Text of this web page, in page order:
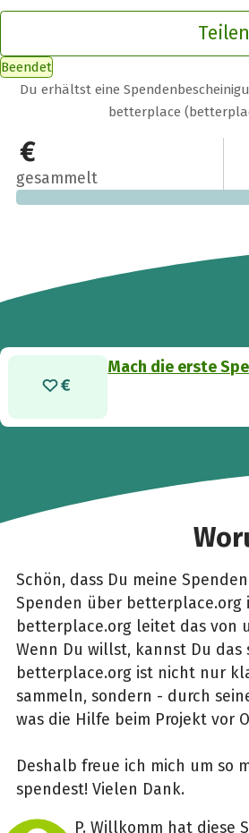
Teilen
Beendet
Du erhältst eine
betterplace
0 €
gesammelt
Mach die erste
Schön, dass Du meine
Spenden über
betterplace.org leitet das von
Wenn Du willst, kannst Du das
betterplace.org ist nicht nur
sammeln, sondern - durch
was die Hilfe beim Projekt vor
Deshalb freue ich mich um so
spendest! Vielen Dank.
P. Willkomm hat diese